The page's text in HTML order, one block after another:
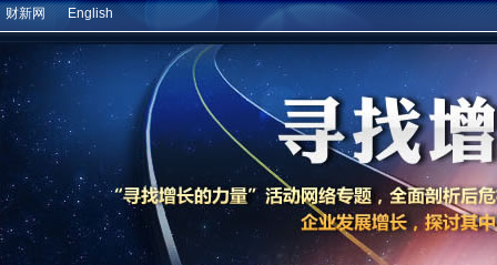
财新网 English